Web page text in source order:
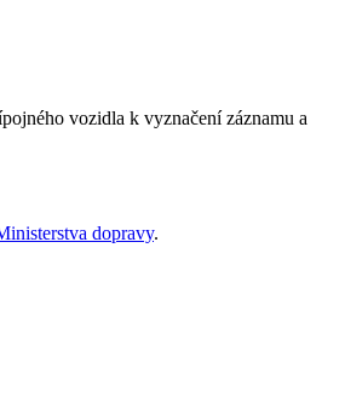
vozidla k vyznačení záznamu a
dopravy.